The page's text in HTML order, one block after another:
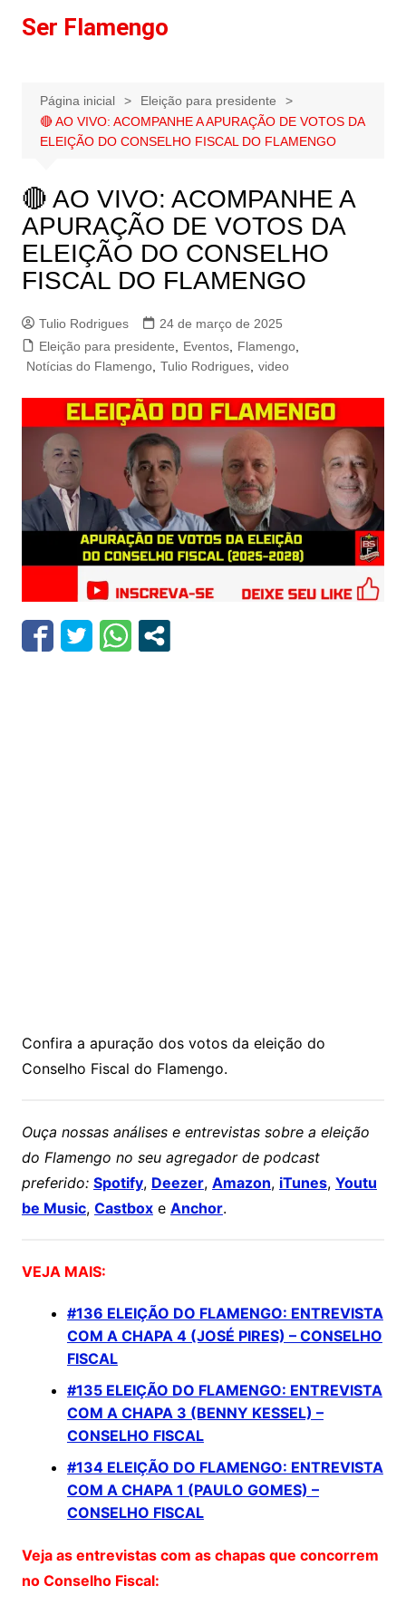
paraSer Flamengo
Página inicial
Eleição para presidente
🔴 AO VIVO: ACOMPANHE A APURAÇÃO DE VOTOS DA
ELEIÇÃO DO CONSELHO FISCAL DO FLAMENGO
🔴 AO VIVO: ACOMPANHE A
APURAÇÃO DE VOTOS DA
ELEIÇÃO DO CONSELHO
FISCAL DO FLAMENGO
Tulio Rodrigues
24 de março de 2025
Eleição para presidente
Eventos, Flamengo,
Notícias do Flamengo, Tulio Rodrigues, video
Confira a apuração dos votos da eleição do
Conselho Fiscal do Flamengo.
Ouça nossas análises e entrevistas sobre a eleição
do Flamengo no seu agregador de podcast
preferido: Spotify, Deezer, Amazon, iTunes, Youtu
be Music, Castboxe Anchor.
VEJA MAIS:
#136 ELEIÇÃO DO FLAMENGO: ENTREVISTA
COM A CHAPA 4 (JOSÉ PIRES) – CONSELHO
FISCAL
#135 ELEIÇÃO DO FLAMENGO: ENTREVISTA
COM A CHAPA 3 (BENNY KESSEL) –
CONSELHO FISCAL
#134 ELEIÇÃO DO FLAMENGO: ENTREVISTA
COM A CHAPA 1 (PAULO GOMES) –
CONSELHO FISCAL
Veja as entrevistas com as chapas que concorrem
no Conselho Fiscal: